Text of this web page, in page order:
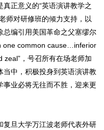
正意义的“英语演讲教学之
师对研修班的倾力支持，以
总编引用美国革命之父塞缪尔
one common cause…inferior
，号召所有在场老师加
当中，积极投身到英语演讲教
业必将无往而不胜，迎来更
复旦大学万江波老师代表外研